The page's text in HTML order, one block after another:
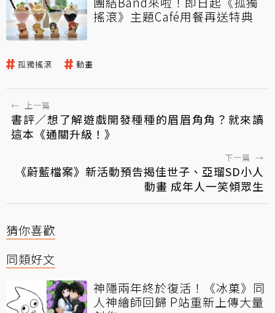
搖滾》主題Café用餐再送特典
孤獨搖滾 動畫
← 上一篇
書評／想了解遊戲開發種種的眉眉角角？就來讀
這本《通關升級！》
下一篇 →
《蔚藍檔案》新活動預告揭佳世子、亞瑠SD小人
動畫 成年人一笑傾眾生
猜你喜歡
同類好文
神隱兩年終於復活！《冰菓》同
人神繪師回歸 P站重新上傳大量